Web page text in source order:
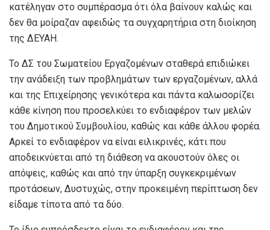
κατέληγαν στο συμπέρασμα ότι όλα βαίνουν καλώς και
δεν θα μοίραζαν αφειδώς τα συγχαρητήρια στη διοίκηση
της ΔΕΥΑΗ.
Το ΔΣ του Σωματείου Εργαζομένων σταθερά επιδιώκει
την ανάδειξη των προβλημάτων των εργαζομένων, αλλά
και της Επιχείρησης γενικότερα και πάντα καλωσορίζει
κάθε κίνηση που προσελκύει το ενδιαφέρον των μελών
του Δημοτικού Συμβουλίου, καθώς και κάθε άλλου φορέα.
Αρκεί το ενδιαφέρον να είναι ειλικρινές, κάτι που
αποδεικνύεται από τη διάθεση να ακουστούν όλες οι
απόψεις, καθώς και από την ύπαρξη συγκεκριμένων
προτάσεων, Δυστυχώς, στην προκειμένη περίπτωση δεν
είδαμε τίποτα από τα δύο.